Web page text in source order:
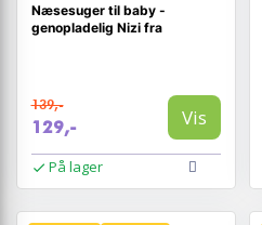
Næsesuger til baby -
genopladelig Nizi fra
139,-
129,- Vis
På lager